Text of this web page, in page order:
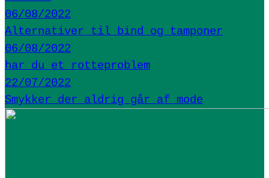
06/08/2022
Alternativer til bind og tamponer
06/08/2022
har du et rotteproblem
22/07/2022
Smykker der aldrig går af mode